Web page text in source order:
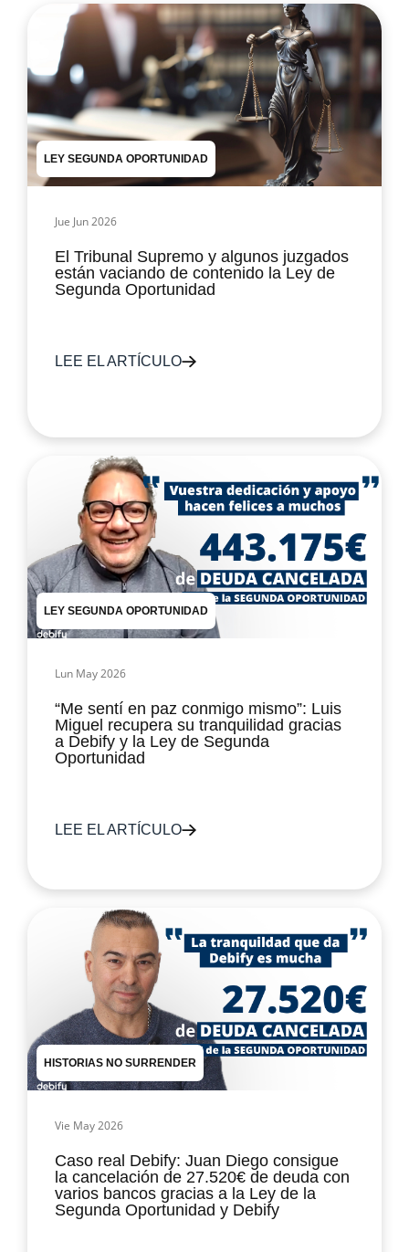
LEY SEGUNDA OPORTUNIDAD
Jue Jun 2026
El Tribunal Supremo y algunos juzgados
están vaciando de contenido la Ley de
Segunda Oportunidad
LEE EL ARTÍCULO
LEY SEGUNDA OPORTUNIDAD
Lun May 2026
“Me sentí en paz conmigo mismo”: Luis
Miguel recupera su tranquilidad gracias
a Debify y la Ley de Segunda
Oportunidad
LEE EL ARTÍCULO
HISTORIAS NO SURRENDER
Vie May 2026
Caso real Debify: Juan Diego consigue
la cancelación de 27.520€ de deuda con
varios bancos gracias a la Ley de la
Segunda Oportunidad y Debify